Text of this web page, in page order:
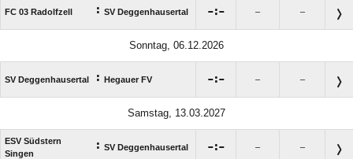
FC 03 Radolfzell : SV Deggenhausertal : – –
Sonntag, 06.12.2026
SV Deggenhausertal : Hegauer FV : – –
Samstag, 13.03.2027
ESV Südstern
Singen
: SV Deggenhausertal : – –